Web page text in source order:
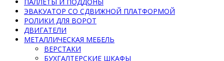
ПАЛЛЕТЫ И ПОДДОНЫ
ЭВАКУАТОР СО СДВИЖНОЙ ПЛАТФОРМОЙ
РОЛИКИ ДЛЯ ВОРОТ
ДВИГАТЕЛИ
МЕТАЛЛИЧЕСКАЯ МЕБЕЛЬ
ВЕРСТАКИ
БУХГАЛТЕРСКИЕ ШКАФЫ